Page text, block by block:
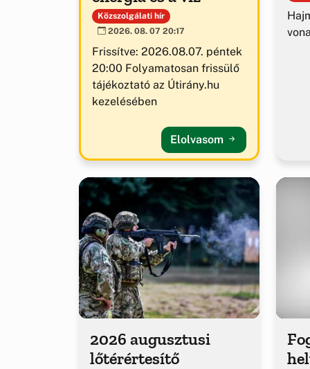
Közszolgálati hír
2026. 08. 07 20:17
Frissítve: 2026.08.07. péntek
20:00 Folyamatosan frissülő
tájékoztató az Útirány.hu
kezelésében
Elolvasom
2026 augusztusi
lőtérértesítő